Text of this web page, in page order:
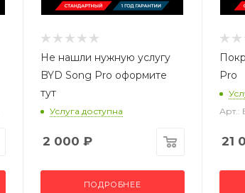
Не нашли нужную услугу
BYD Song Pro оформите
тут
Услуга доступна
2 000 ₽
ПОДРОБНЕЕ
Pro
Арт.:
21